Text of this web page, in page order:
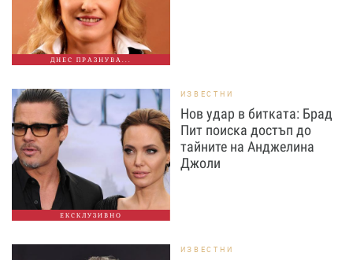
ДНЕС ПРАЗНУВА...
ЕКСКЛУЗИВНО
ИЗВЕСТНИ
Нов удар в битката: Брад
Пит поиска достъп до
тайните на Анджелина
Джоли
ИЗВЕСТНИ